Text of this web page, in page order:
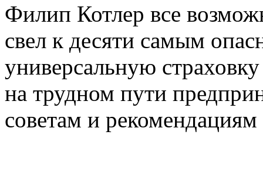
Филип Котлер все
свел к десяти самым
универсальную
на трудном пути
советам и